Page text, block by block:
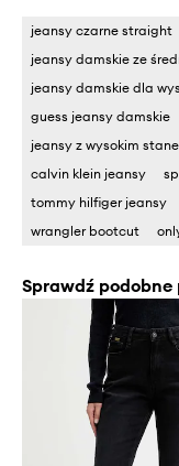
jeansy czarne straight
jeansy damskie ze
jeansy damskie dla
guess jeansy damskie
jeansy z wysokim
calvin klein jeansy
tommy hilfiger jeansy
wrangler bootcut
Sprawdź